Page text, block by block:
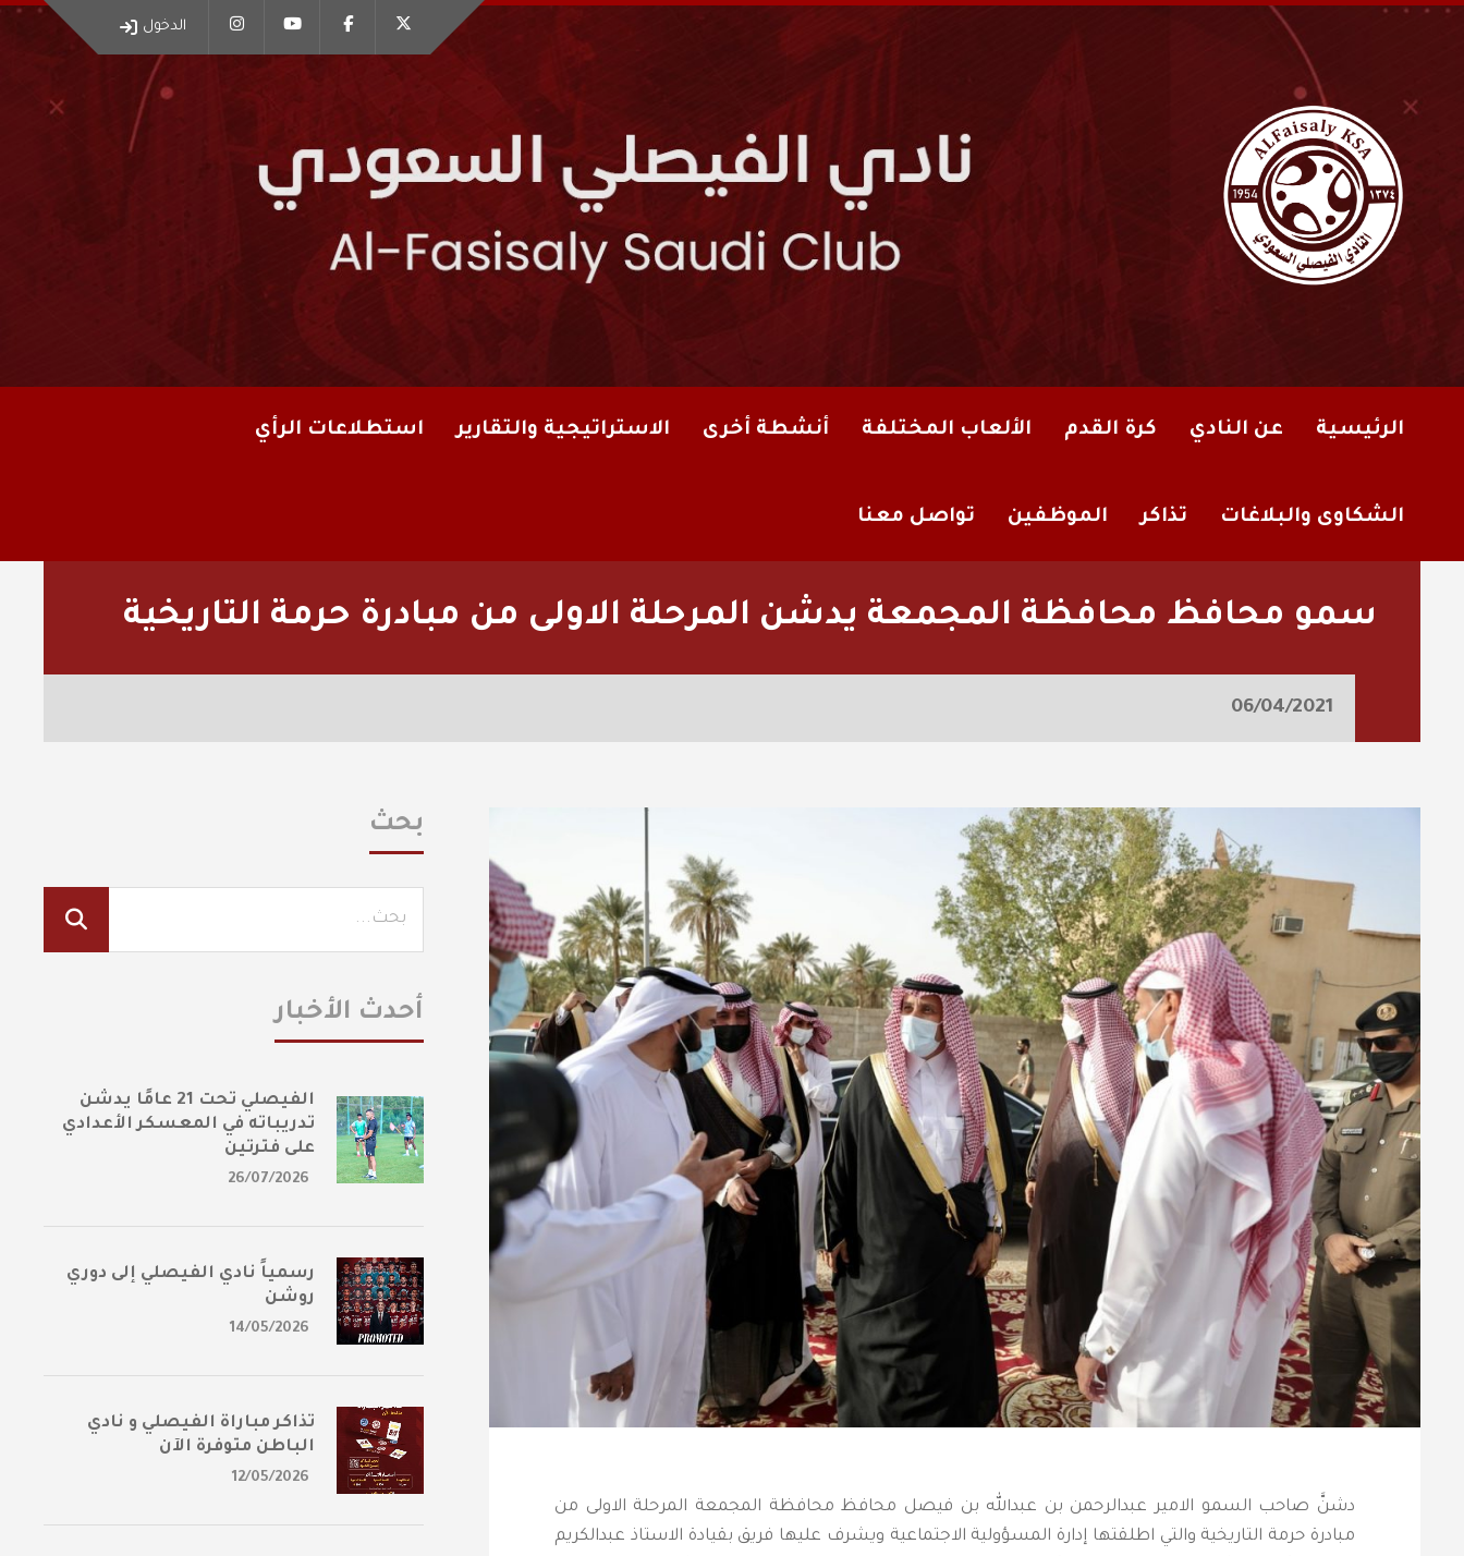
الدخول
الرئيسية عن النادي كرة القدم الألعاب المختلفة أنشطة أخرى الاستراتيجية والتقارير استطلاعات الرأي
الشكاوى والبلاغات تذاكر الموظفين تواصل معنا
سمو محافظ محافظة المجمعة يدشن المرحلة الاولى من مبادرة حرمة التاريخية
06/04/2021
دشنَّ صاحب السمو الامير عبدالرحمن بن عبدالله بن فيصل محافظ محافظة المجمعة المرحلة الاولى من
مبادرة حرمة التاريخية والتي اطلقتها إدارة المسؤولية الاجتماعية ويشرف عليها فريق بقيادة الاستاذ عبدالكريم
بحث
أحدث الأخبار
الفيصلي تحت 21 عامًا يدشن
تدريباته في المعسكر الأعدادي
على فترتين
26/07/2026
رسمياً نادي الفيصلي إلى دوري
روشن
14/05/2026
تذاكر مباراة الفيصلي و نادي
الباطن متوفرة الآن
12/05/2026